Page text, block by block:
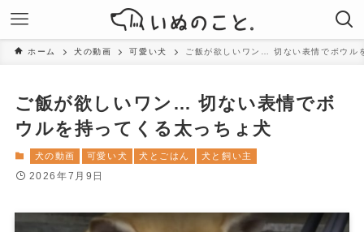
ホーム 犬の動画 可愛い犬 ご飯が欲しいワン… 切ない表情でボウル
ご飯が欲しいワン… 切ない表情でボ
ウルを持ってくる太っちょ犬
犬の動画 可愛い犬 犬とごはん 犬と飼い主
2026年7月9日